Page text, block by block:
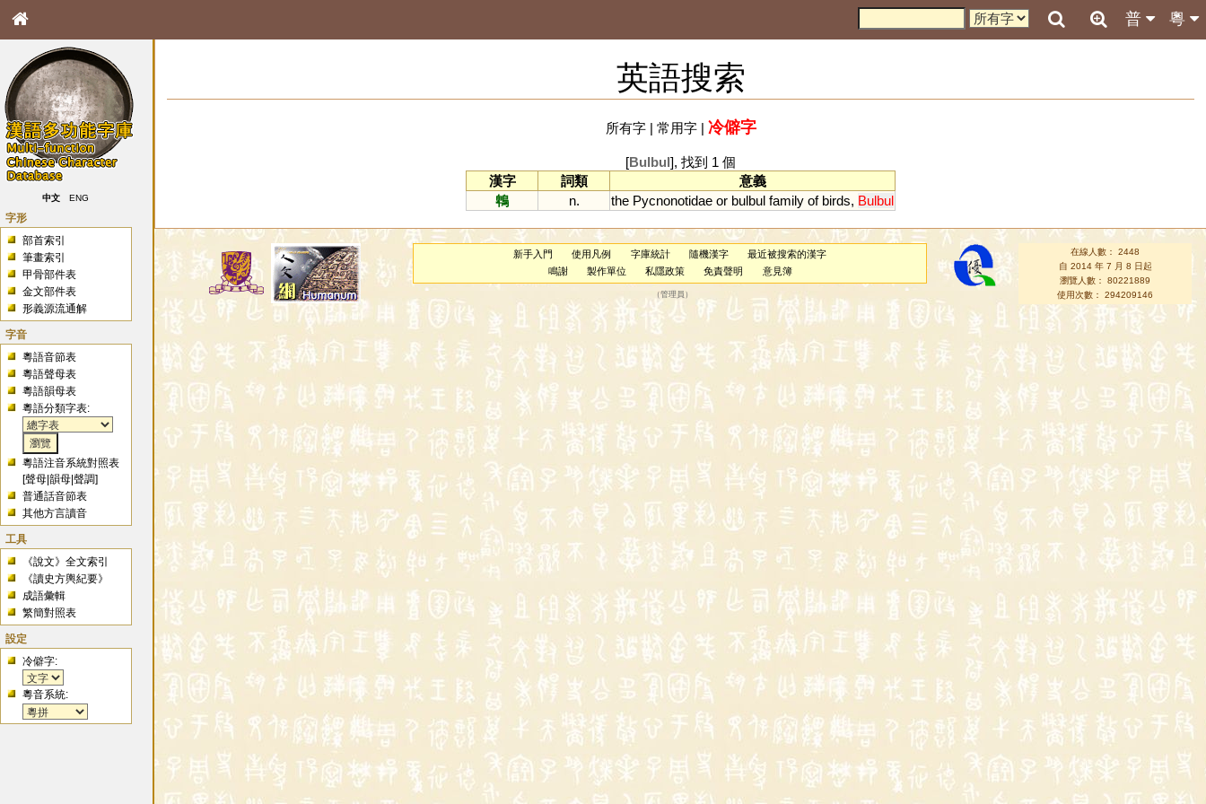
粵
普
中文 ENG
字形
部首索引
筆畫索引
甲骨部件表
金文部件表
形義源流通解
字音
粵語音節表
粵語聲母表
粵語韻母表
粵語分類字表:
粵語注音系統對照表
[聲母 |韻母 |聲調]
普通話音節表
其他方言讀音
工具
《說文》全文索引
《讀史方輿紀要》
成語彙輯
繁簡對照表
設定
冷僻字:
粵音系統:
英語搜索
所有字| 常用字| 冷僻字
[Bulbul], 找到 1 個
漢字
詞類
意義
鵯
n. the Pycnonotidae or bulbul family of birds, Bulbul
新手入門 使用凡例 字庫統計 隨機漢字
最近被搜索的漢字
鳴謝
製作單位 私隱政策 免責聲明 意見簿
（管理員 ）
在線人數： 2448
自 2014 年 7 月 8 日起
瀏覽人數： 80221889
使用次數： 294209146